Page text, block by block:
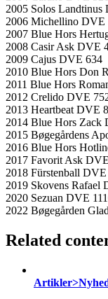
2005 Solos Landtinus
2006 Michellino DVE
2007 Blue Hors
2008 Casir Ask DVE
2009 Cajus DVE 634
2010 Blue Hors Don
2011 Blue Hors
2012 Crelido DVE
2013 Heartbeat DVE
2014 Blue Hors Zack
2015 Bøgegårdens
2016 Blue Hors
2017 Favorit Ask
2018 Fürstenball DVE
2019 Skovens Rafael
2020 Sezuan DVE
2022 Bøgegården
Related